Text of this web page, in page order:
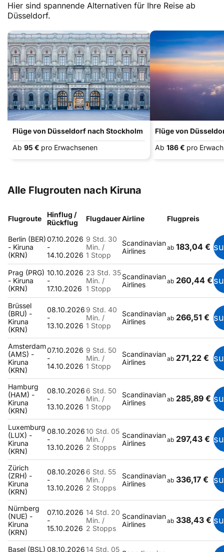
Hier sind spannende Alternativen für Ihre Reise ab
Düsseldorf.
Flüge von Düsseldorf nach Stockholm
Ab 95 € pro Erwachsenen
Flüge von
Ab 186 € pro
Alle Flugrouten nach Kiruna
Flugroute
Hinflug /
Rückflug
FlugdauerAirline Flugpreis
Berlin (BER)
- Kiruna
(KRN)
07.10.2026
-
14.10.2026
9 Std. 30
Min. /
1 Stopp
Scandinavian
Airlines
ab 183,04 €
Prag (PRG)
- Kiruna
(KRN)
10.10.2026
-
17.10.2026
23 Std. 35
Min. /
1 Stopp
Scandinavian
Airlines
ab 260,44 €
Brüssel
(BRU) -
Kiruna
(KRN)
08.10.2026
-
13.10.2026
9 Std. 40
Min. /
1 Stopp
Scandinavian
Airlines
ab 266,51 €
Amsterdam
(AMS) -
Kiruna
(KRN)
07.10.2026
-
14.10.2026
9 Std. 50
Min. /
1 Stopp
Scandinavian
Airlines
ab 271,22 €
Hamburg
(HAM) -
Kiruna
(KRN)
08.10.2026
-
13.10.2026
6 Std. 50
Min. /
1 Stopp
Scandinavian
Airlines
ab 285,89 €
Luxemburg
(LUX) -
Kiruna
(KRN)
08.10.2026
-
13.10.2026
10 Std. 05
Min. /
2 Stopps
Scandinavian
Airlines
ab 297,43 €
Zürich
(ZRH) -
Kiruna
(KRN)
08.10.2026
-
13.10.2026
6 Std. 55
Min. /
2 Stopps
Scandinavian
Airlines
ab 336,17 €
Nürnberg
(NUE) -
Kiruna
(KRN)
07.10.2026
-
15.10.2026
14 Std. 20
Min. /
2 Stopps
Scandinavian
Airlines
ab 338,43 €
Basel (BSL) 08.10.202614 Std. 05